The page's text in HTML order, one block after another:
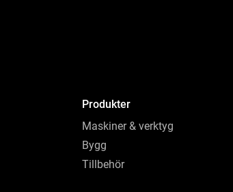
Produkter
Maskiner & verktyg
Bygg
Tillbehör